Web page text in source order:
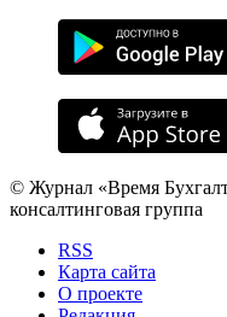
© Журнал «Время
консалтинговая группа
RSS
Карта сайта
О проекте